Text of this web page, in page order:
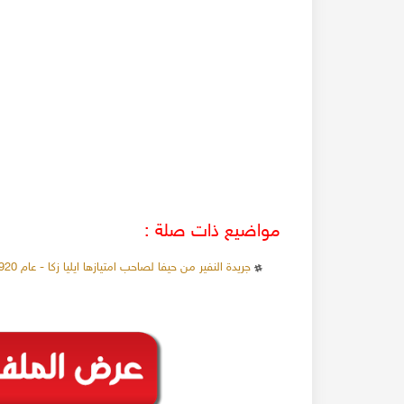
مواضيع ذات صلة :
جريدة النفير من حيفا لصاحب امتيازها ايليا زكا - عام 1920م